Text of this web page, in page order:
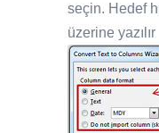
seçin. Hedef
üzerine yazılır